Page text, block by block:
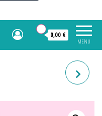
MENU
0,00 €
T-SHIRT ENFANT "JE PEUX